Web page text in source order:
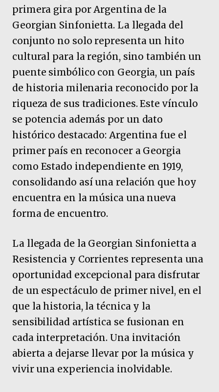
primera gira por Argentina de la
Georgian Sinfonietta. La llegada del
conjunto no solo representa un hito
cultural para la región, sino también un
puente simbólico con Georgia, un país
de historia milenaria reconocido por la
riqueza de sus tradiciones. Este vínculo
se potencia además por un dato
histórico destacado: Argentina fue el
primer país en reconocer a Georgia
como Estado independiente en 1919,
consolidando así una relación que hoy
encuentra en la música una nueva
forma de encuentro.
La llegada de la Georgian Sinfonietta a
Resistencia y Corrientes representa una
oportunidad excepcional para disfrutar
de un espectáculo de primer nivel, en el
que la historia, la técnica y la
sensibilidad artística se fusionan en
cada interpretación. Una invitación
abierta a dejarse llevar por la música y
vivir una experiencia inolvidable.